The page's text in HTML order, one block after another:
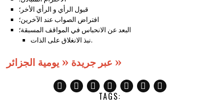
قبول الرأي و الرأي الأخر؛
افتراض الصواب عند الآخرين؛
البعد عن الانحباس في المواقف المسبقة؛
نبذ الانغلاق على الذات.
عبر جريدة « يومية الجزائر »
TAGS: